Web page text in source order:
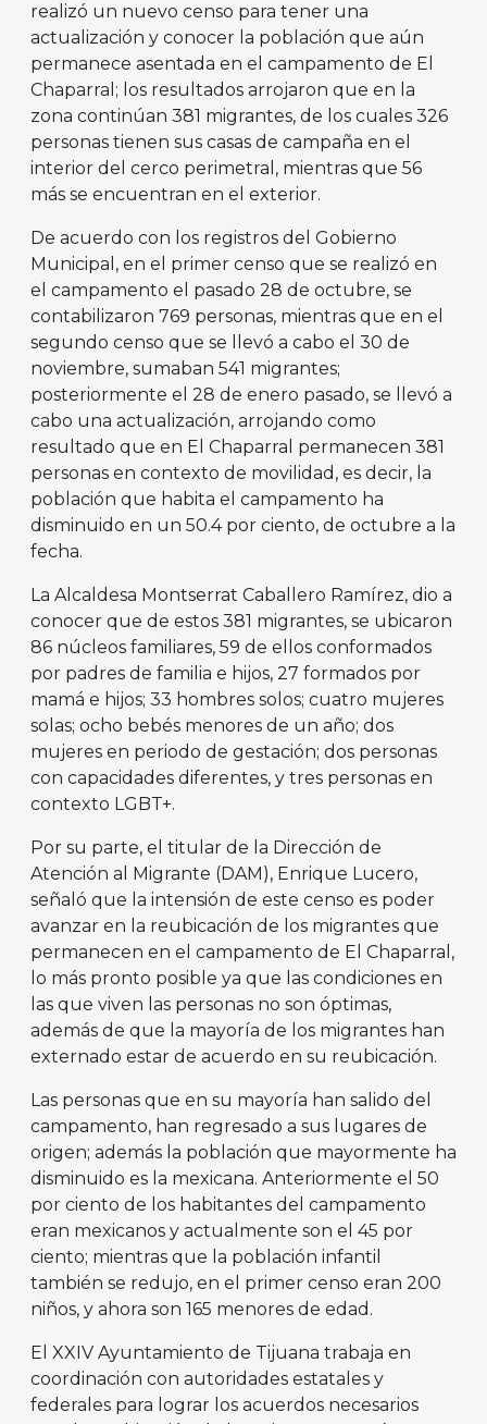
realizó un nuevo censo para tener una
actualización y conocer la población que aún
permanece asentada en el campamento de El
Chaparral; los resultados arrojaron que en la
zona continúan 381 migrantes, de los cuales 326
personas tienen sus casas de campaña en el
interior del cerco perimetral, mientras que 56
más se encuentran en el exterior.
De acuerdo con los registros del Gobierno
Municipal, en el primer censo que se realizó en
el campamento el pasado 28 de octubre, se
contabilizaron 769 personas, mientras que en el
segundo censo que se llevó a cabo el 30 de
noviembre, sumaban 541 migrantes;
posteriormente el 28 de enero pasado, se llevó a
cabo una actualización, arrojando como
resultado que en El Chaparral permanecen 381
personas en contexto de movilidad, es decir, la
población que habita el campamento ha
disminuido en un 50.4 por ciento, de octubre a la
fecha.
La Alcaldesa Montserrat Caballero Ramírez, dio a
conocer que de estos 381 migrantes, se ubicaron
86 núcleos familiares, 59 de ellos conformados
por padres de familia e hijos, 27 formados por
mamá e hijos; 33 hombres solos; cuatro mujeres
solas; ocho bebés menores de un año; dos
mujeres en periodo de gestación; dos personas
con capacidades diferentes, y tres personas en
contexto LGBT+.
Por su parte, el titular de la Dirección de
Atención al Migrante (DAM), Enrique Lucero,
señaló que la intensión de este censo es poder
avanzar en la reubicación de los migrantes que
permanecen en el campamento de El Chaparral,
lo más pronto posible ya que las condiciones en
las que viven las personas no son óptimas,
además de que la mayoría de los migrantes han
externado estar de acuerdo en su reubicación.
Las personas que en su mayoría han salido del
campamento, han regresado a sus lugares de
origen; además la población que mayormente ha
disminuido es la mexicana. Anteriormente el 50
por ciento de los habitantes del campamento
eran mexicanos y actualmente son el 45 por
ciento; mientras que la población infantil
también se redujo, en el primer censo eran 200
niños, y ahora son 165 menores de edad.
El XXIV Ayuntamiento de Tijuana trabaja en
coordinación con autoridades estatales y
federales para lograr los acuerdos necesarios